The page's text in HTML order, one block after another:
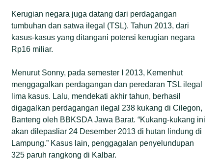
Kerugian negara juga datang dari perdagangan
tumbuhan dan satwa ilegal (TSL). Tahun 2013, dari
kasus-kasus yang ditangani potensi kerugian negara
Rp16 miliar.
Menurut Sonny, pada semester I 2013, Kemenhut
menggagalkan perdagangan dan peredaran TSL ilegal
lima kasus. Lalu, mendekati akhir tahun, berhasil
digagalkan perdagangan ilegal 238 kukang di Cilegon,
Banteng oleh BBKSDA Jawa Barat. “Kukang-kukang ini
akan dilepasliar 24 Desember 2013 di hutan lindung di
Lampung.” Kasus lain, penggagalan penyelundupan
325 paruh rangkong di Kalbar.